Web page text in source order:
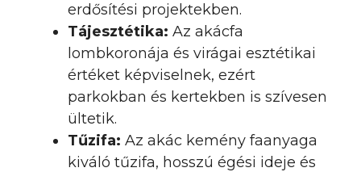
erdősítési projektekben.
Tájesztétika: Az akácfa
lombkoronája és virágai esztétikai
értéket képviselnek, ezért
parkokban és kertekben is szívesen
ültetik.
Tűzifa: Az akác kemény faanyaga
kiváló tűzifa, hosszú égési ideje és